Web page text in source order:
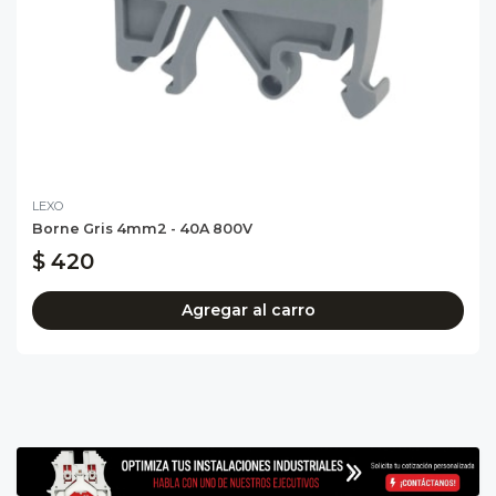
LEXO
Borne Gris 4mm2 - 40A 800V
$ 420
Agregar al carro